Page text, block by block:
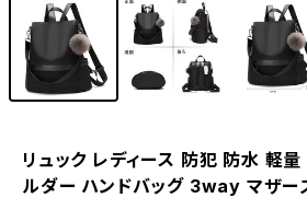
リュック レディース 防犯 防水 軽量
ルダー ハンドバッグ 3way マザー